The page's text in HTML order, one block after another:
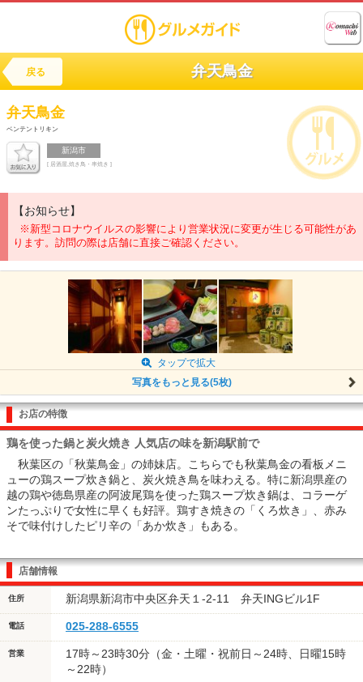
戻る 弁天鳥金
弁天鳥金
ベンテントリキン
新潟市
[ 居酒屋,焼き鳥・串焼き ]
【お知らせ】
※新型コロナウイルスの影響により営業状況に変更が生じる可能性があ
ります。訪問の際は店舗に直接ご確認ください。
タップで拡大
写真をもっと見る(5枚)
お店の特徴
鶏を使った鍋と炭火焼き 人気店の味を新潟駅前で
秋葉区の「秋葉鳥金」の姉妹店。こちらでも秋葉鳥金の看板メニ
ューの鶏スープ炊き鍋と、炭火焼き鳥を味わえる。特に新潟県産の
越の鶏や徳島県産の阿波尾鶏を使った鶏スープ炊き鍋は、コラーゲ
ンたっぷりで女性に早くも好評。鶏すき焼きの「くろ炊き」、赤み
そで味付けしたピリ辛の「あか炊き」もある。
店舗情報
住所 新潟県新潟市中央区弁天１-2-11 弁天INGビル1F
電話 025-288-6555
営業
17時～23時30分（金・土曜・祝前日～24時、日曜15時
～22時）